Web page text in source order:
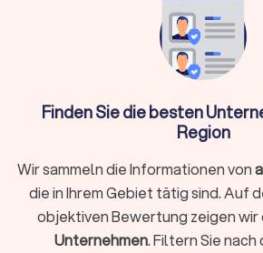
Was Sie nach einem
sollten (Checkliste)
Ein Todesfall ist eine große Belastung.
alles Wichtige denken.
Kontaktieren Sie frühzeitig
Organisation.
2 Sammeln Sie die wichtigsten
Dazu gehören der Ausweis,
Familienstand,
Finden Sie die besten
Region
Wir sammeln die Informationen von
die in Ihrem Gebiet tätig sind. Auf
objektiven Bewertung zeigen wir
Unternehmen. Filtern Sie